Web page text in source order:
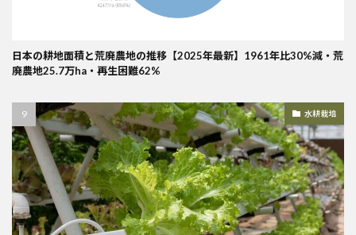
日本の耕地面積と荒廃農地の推移【2025年最新】1961年比30%減・荒
廃農地25.7万ha・再生困難62%
水耕栽培